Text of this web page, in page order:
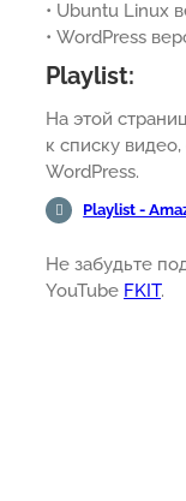
• Ubuntu Linux
• WordPress
Playlist:
На этой
к списку
WordPress.
Playlist -
Не забудьте
YouTube FKIT.